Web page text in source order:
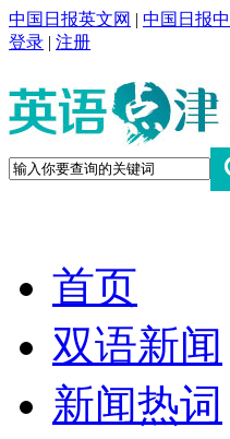
中国日报英文网 | 中国日报
登录 | 注册
首页
双语新闻
新闻热词